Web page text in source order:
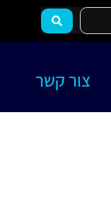
צור קשר